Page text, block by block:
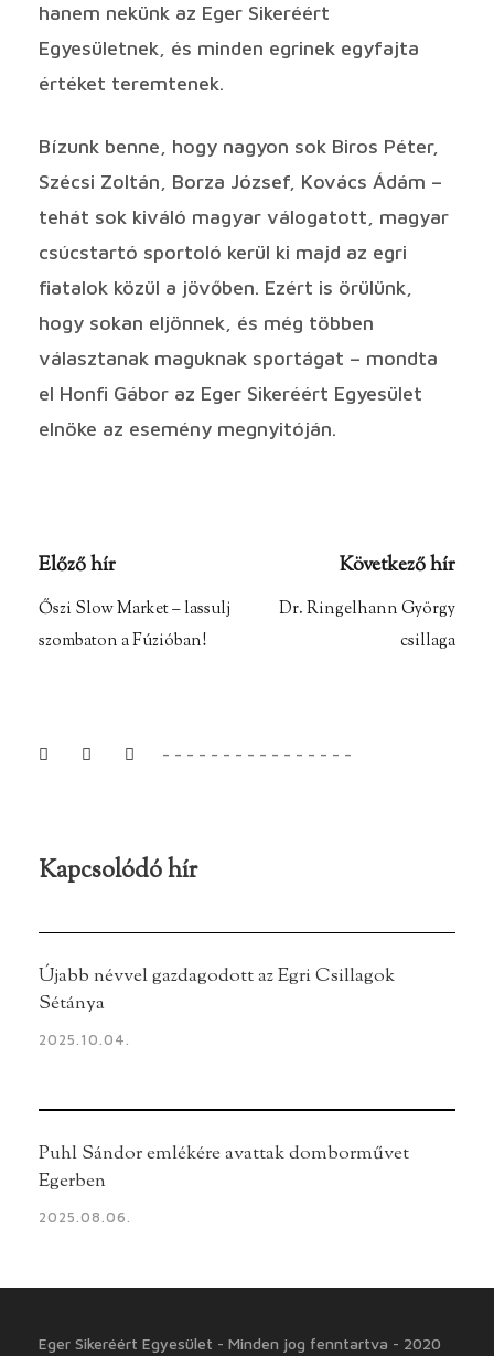
hanem nekünk az Eger Sikeréért
Egyesületnek, és minden egrinek egyfajta
értéket teremtenek.
Bízunk benne, hogy nagyon sok Biros Péter,
Szécsi Zoltán, Borza József, Kovács Ádám –
tehát sok kiváló magyar válogatott, magyar
csúcstartó sportoló kerül ki majd az egri
fiatalok közül a jövőben. Ezért is örülünk,
hogy sokan eljönnek, és még többen
választanak maguknak sportágat – mondta
el Honfi Gábor az Eger Sikeréért Egyesület
elnöke az esemény megnyitóján.
Előző hír
Őszi Slow Market – lassulj
szombaton a Fúzióban!
Következő hír
Dr. Ringelhann György
csillaga
Kapcsolódó hír
Újabb névvel gazdagodott az Egri Csillagok
Sétánya
2025.10.04.
Puhl Sándor emlékére avattak domborművet
Egerben
2025.08.06.
Eger Sikeréért Egyesület - Minden jog fenntartva - 2020